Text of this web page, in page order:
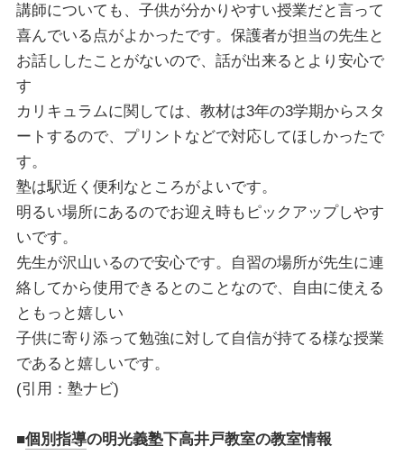
講師についても、子供が分かりやすい授業だと言って
喜んでいる点がよかったです。保護者が担当の先生と
お話ししたことがないので、話が出来るとより安心で
す
カリキュラムに関しては、教材は3年の3学期からスタ
ートするので、プリントなどで対応してほしかったで
す。
塾は駅近く便利なところがよいです。
明るい場所にあるのでお迎え時もピックアップしやす
いです。
先生が沢山いるので安心です。自習の場所が先生に連
絡してから使用できるとのことなので、自由に使える
ともっと嬉しい
子供に寄り添って勉強に対して自信が持てる様な授業
であると嬉しいです。
(引用：塾ナビ)
■個別指導の明光義塾下高井戸教室の教室情報